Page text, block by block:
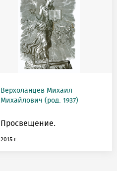
Верхоланцев Михаил
Михайлович (род. 1937)
Просвещение.
2015 г.